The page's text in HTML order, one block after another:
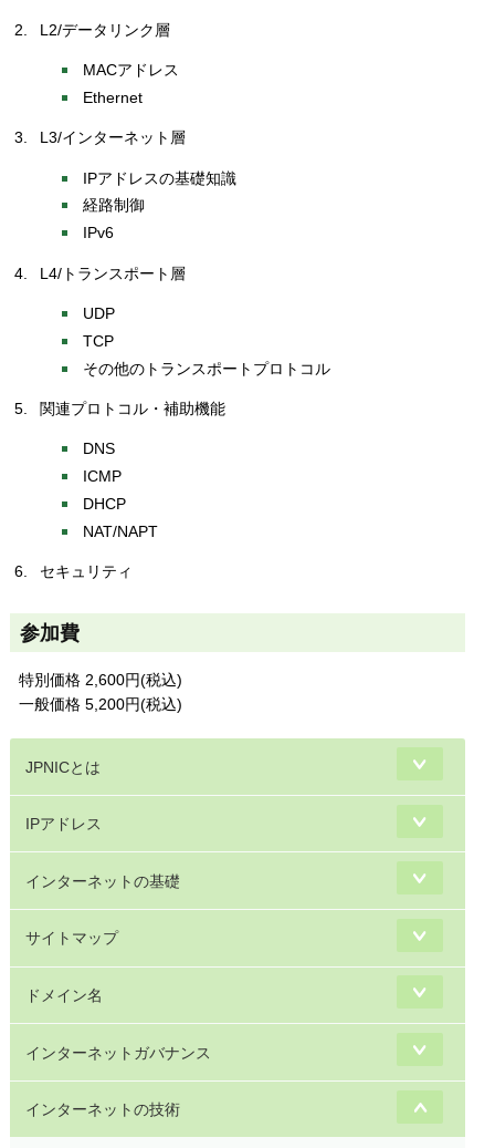
L2/データリンク層
MACアドレス
Ethernet
L3/インターネット層
IPアドレスの基礎知識
経路制御
IPv6
L4/トランスポート層
UDP
TCP
その他のトランスポートプロトコル
関連プロトコル・補助機能
DNS
ICMP
DHCP
NAT/NAPT
セキュリティ
参加費
特別価格 2,600円(税込)
一般価格 5,200円(税込)
JPNICとは
IPアドレス
インターネットの基礎
サイトマップ
ドメイン名
インターネットガバナンス
インターネットの技術